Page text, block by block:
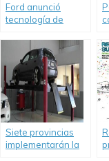
Ford anunció
tecnología de
reducir accidentes
de tránsito.
Siete provincias
implementarán la